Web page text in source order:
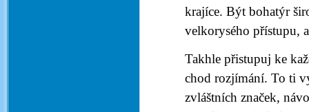
krajíce. Být bohatýr
velkorysého přístupu,
Takhle přistupuj ke
chod rozjímání. To ti
zvláštních značek,